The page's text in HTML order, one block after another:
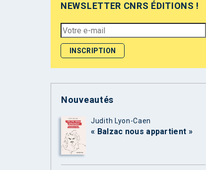
NEWSLETTER CNRS ÉDITIONS !
Nouveautés
Judith Lyon-Caen
« Balzac nous appartient »